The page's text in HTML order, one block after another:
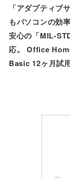
「アダプティブ
もパソコンの効
安心の「MIL-
応。 Office
Basic 12ヶ月試